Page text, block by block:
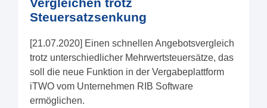
Steuersatzsenkung
[21.07.2020] Einen schnellen Angebotsvergleich
trotz unterschiedlicher Mehrwertsteuersätze, das
soll die neue Funktion in der Vergabeplattform
iTWO vom Unternehmen RIB Software
ermöglichen.